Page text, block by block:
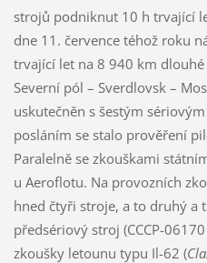
strojů podniknut 10 h trvající
dne 11. července téhož roku
trvající let na 8 940 km
Severní pól – Sverdlovsk –
uskutečněn s šestým
posláním se stalo prověření
Paralelně se zkouškami
u Aeroflotu. Na provozních
hned čtyři stroje, a to druhý
předsériový stroj (CCCP-
zkoušky letounu typu Il-62 (